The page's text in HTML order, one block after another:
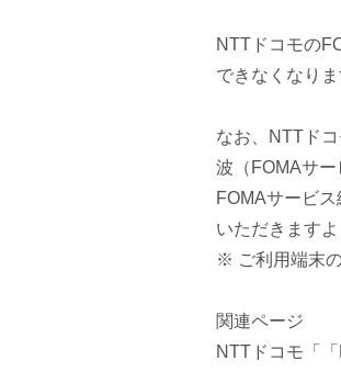
NTTドコモの
できなくなりま
なお、NTTド
波（FOMAサー
FOMAサービ
いただきます
※ ご利用端末
関連ページ
NTTドコモ「